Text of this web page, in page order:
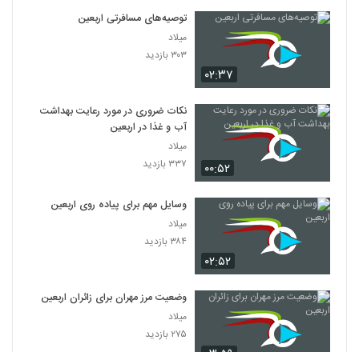
۰۲:۳۷
توصیه‌های مسافرتی اربعین
میلاد
۳۰۳ بازدید
۰۰:۵۲
نکات ضروری در مورد رعایت بهداشت
آب‌ و غذا در اربعین
میلاد
۳۳۷ بازدید
۰۲:۵۲
وسایل مهم برای پیاده روی اربعین
میلاد
۳۸۴ بازدید
وضعیت مرز مهران برای زائران اربعین
میلاد
۲۷۵ بازدید